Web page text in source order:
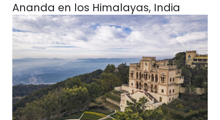
Ananda en los Himalayas, India